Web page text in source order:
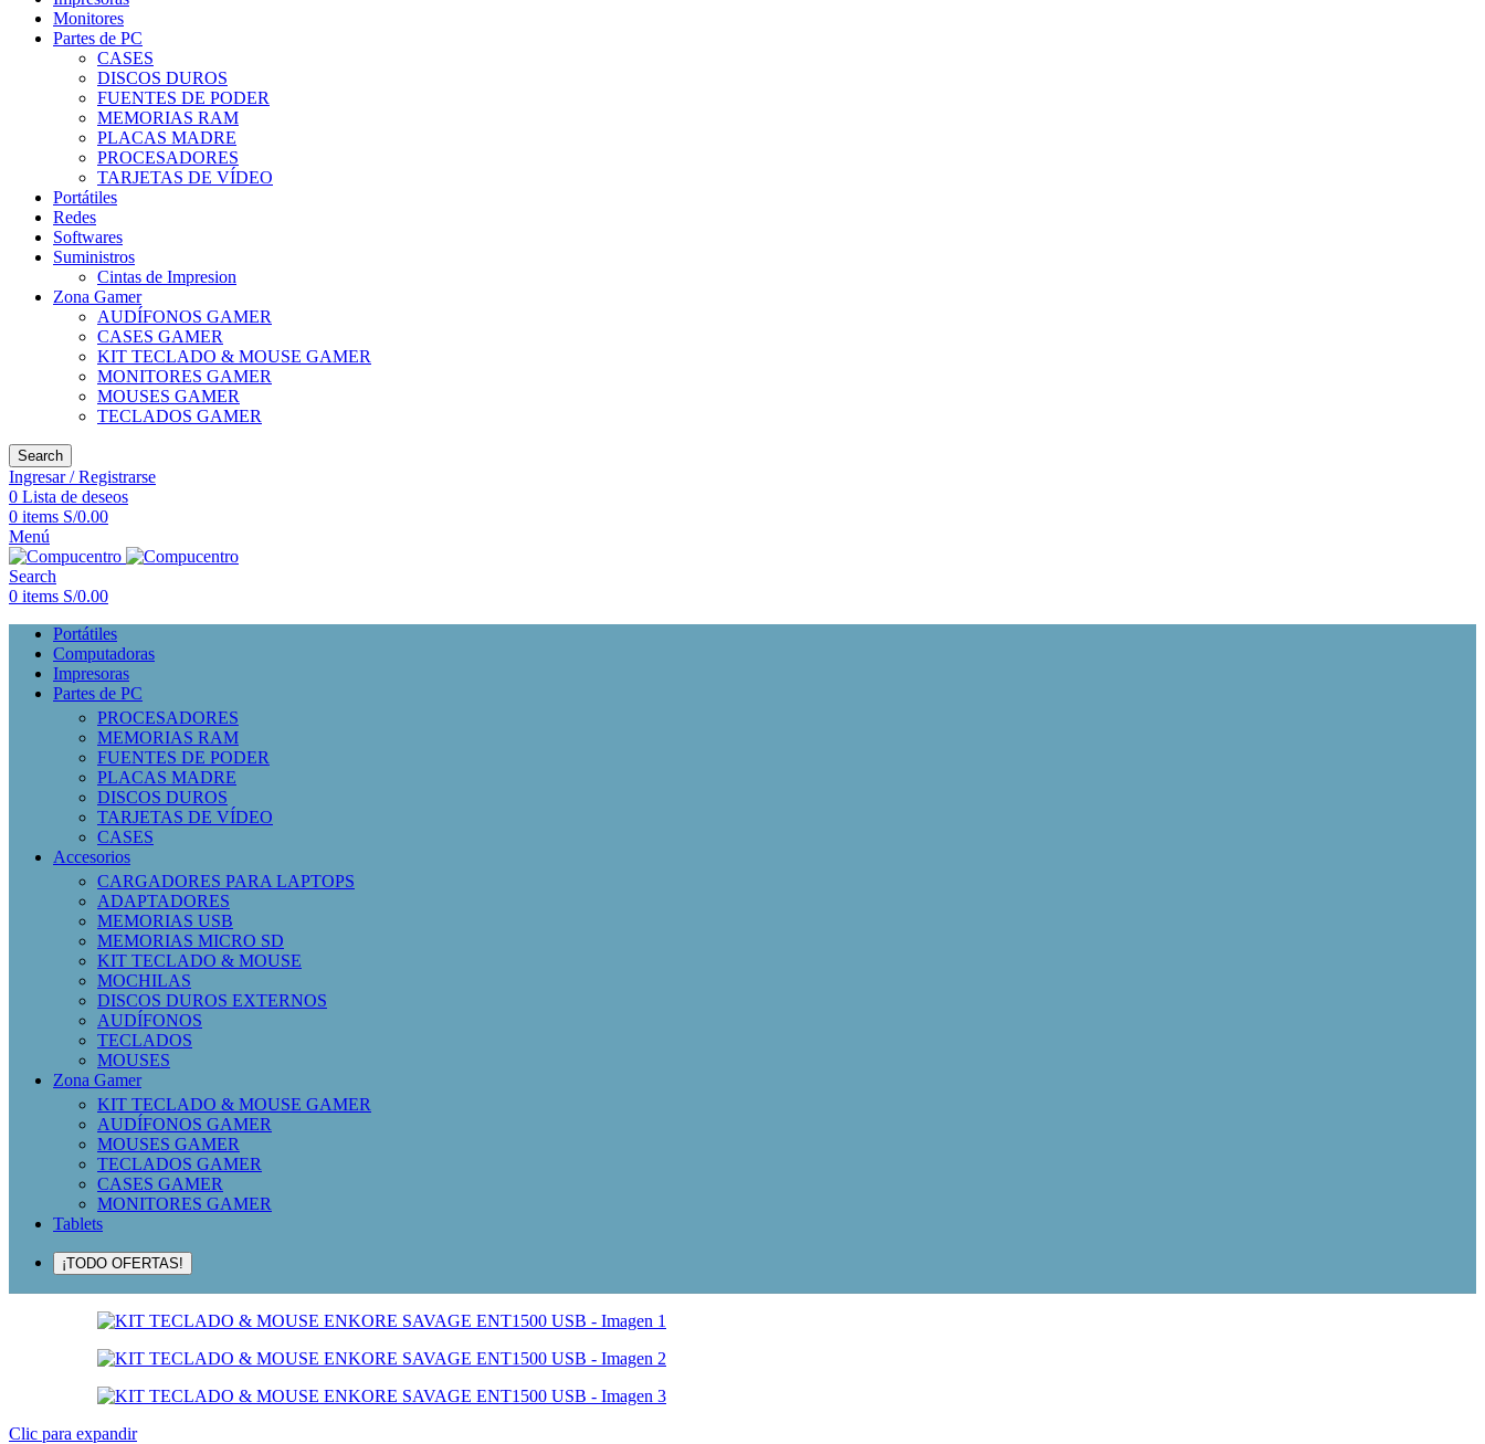
Monitores
Partes de PC
CASES
DISCOS DUROS
FUENTES DE PODER
MEMORIAS RAM
PLACAS MADRE
PROCESADORES
TARJETAS DE VÍDEO
Portátiles
Redes
Softwares
Suministros
Cintas de Impresion
Zona Gamer
AUDÍFONOS GAMER
CASES GAMER
KIT TECLADO & MOUSE GAMER
MONITORES GAMER
MOUSES GAMER
TECLADOS GAMER
Search
Ingresar / Registrarse
0 Lista de deseos
0 items S/0.00
Menú
Search
0 items S/0.00
Portátiles
Computadoras
Impresoras
Partes de PC
PROCESADORES
MEMORIAS RAM
FUENTES DE PODER
PLACAS MADRE
DISCOS DUROS
TARJETAS DE VÍDEO
CASES
Accesorios
CARGADORES PARA LAPTOPS
ADAPTADORES
MEMORIAS USB
MEMORIAS MICRO SD
KIT TECLADO & MOUSE
MOCHILAS
DISCOS DUROS EXTERNOS
AUDÍFONOS
TECLADOS
MOUSES
Zona Gamer
KIT TECLADO & MOUSE GAMER
AUDÍFONOS GAMER
MOUSES GAMER
TECLADOS GAMER
CASES GAMER
MONITORES GAMER
Tablets
¡TODO OFERTAS!
Clic para expandir